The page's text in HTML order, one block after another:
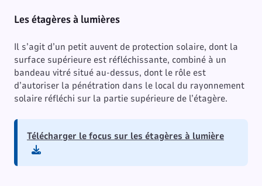
Les étagères à lumières
Il s’agit d’un petit auvent de protection solaire, dont la
surface supérieure est réfléchissante, combiné à un
bandeau vitré situé au-dessus, dont le rôle est
d’autoriser la pénétration dans le local du rayonnement
solaire réfléchi sur la partie supérieure de l’étagère.
Télécharger le focus sur les étagères à lumière